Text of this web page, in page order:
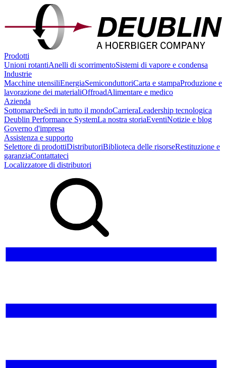
Prodotti
Unioni rotantiAnelli di scorrimentoSistemi di vapore e condensa
Industrie
Macchine utensiliEnergiaSemiconduttoriCarta e stampaProduzione e
lavorazione dei materialiOffroadAlimentare e medico
Azienda
SottomarcheSedi in tutto il mondoCarrieraLeadership tecnologica
Deublin Performance SystemLa nostra storiaEventiNotizie e blog
Governo d'impresa
Assistenza e supporto
Selettore di prodottiDistributoriBiblioteca delle risorseRestituzione e
garanziaContattateci
Localizzatore di distributori